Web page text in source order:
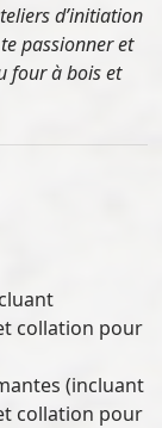
d’initiation
passionner et
four à bois et
collation pour
(incluant
collation pour